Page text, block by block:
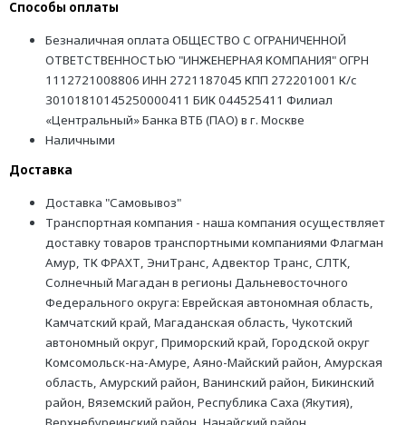
Способы оплаты
Безналичная оплата ОБЩЕСТВО С ОГРАНИЧЕННОЙ
ОТВЕТСТВЕННОСТЬЮ "ИНЖЕНЕРНАЯ КОМПАНИЯ" ОГРН
1112721008806 ИНН 2721187045 КПП 272201001 К/с
30101810145250000411 БИК 044525411 Филиал
«Центральный» Банка ВТБ (ПАО) в г. Москве
Наличными
Доставка
Доставка "Самовывоз"
Транспортная компания - наша компания осуществляет
доставку товаров транспортными компаниями Флагман
Амур, ТК ФРАХТ, ЭниТранс, Адвектор Транс, СЛТК,
Солнечный Магадан в регионы Дальневосточного
Федерального округа: Еврейская автономная область,
Камчатский край, Магаданская область, Чукотский
автономный округ, Приморский край, Городской округ
Комсомольск-на-Амуре, Аяно-Майский район, Амурская
область, Амурский район, Ванинский район, Бикинский
район, Вяземский район, Республика Саха (Якутия),